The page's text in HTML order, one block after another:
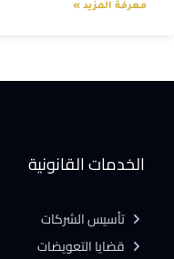
معرفة المزيد »
الخدمات القانونية
تأسيس الشركات
قضايا التعويضات